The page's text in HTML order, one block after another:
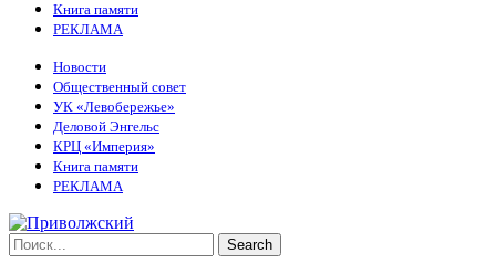
Книга памяти
РЕКЛАМА
Новости
Общественный совет
УК «Левобережье»
Деловой Энгельс
КРЦ «Империя»
Книга памяти
РЕКЛАМА